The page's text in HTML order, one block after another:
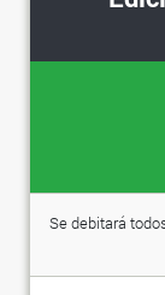
Se debitará